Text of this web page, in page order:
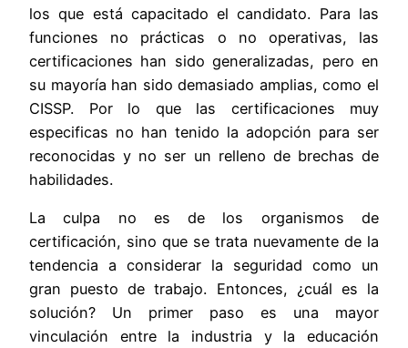
los que está capacitado el candidato. Para las
funciones no prácticas o no operativas, las
certificaciones han sido generalizadas, pero en
su mayoría han sido demasiado amplias, como el
CISSP. Por lo que las certificaciones muy
especificas no han tenido la adopción para ser
reconocidas y no ser un relleno de brechas de
habilidades.
La culpa no es de los organismos de
certificación, sino que se trata nuevamente de la
tendencia a considerar la seguridad como un
gran puesto de trabajo. Entonces, ¿cuál es la
solución? Un primer paso es una mayor
vinculación entre la industria y la educación